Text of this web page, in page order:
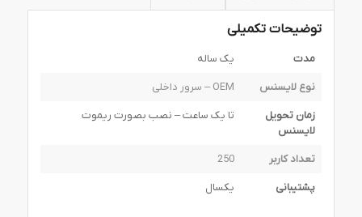
توضیحات تکمیلی
مدت یک ساله
نوع لایسنس OEM – سرور داخلی
زمان تحویل
لایسنس
تا یک ساعت – نصب بصورت ریموت
تعداد کاربر 250
پشتیبانی یکسال